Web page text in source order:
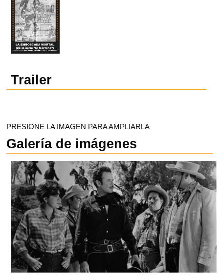
Trailer
PRESIONE LA IMAGEN PARA AMPLIARLA
Galería de imágenes